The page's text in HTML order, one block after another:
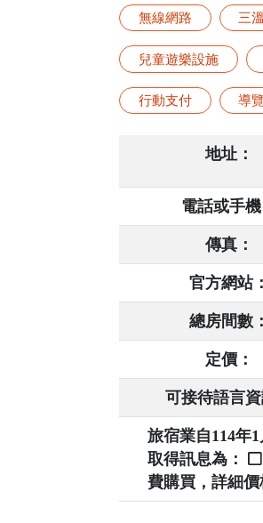
無線網路 三
兒童遊樂設施
行動支付 導
地址：
電話或手機
傳真：
官方網站：
總房間數：
定價：
可接待語言資
旅宿業自114年
取得訊息為：
費購買，詳細價